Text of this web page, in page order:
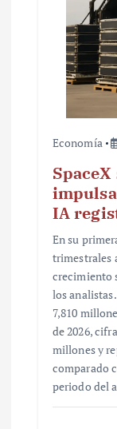
Economía
IA
En su
trimestrales
crecimiento
los
7,810
de 2026,
millones y
comparado
periodo del